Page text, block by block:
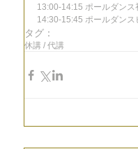
13:00-14:15 ポールダンス
14:30-15:45 ポールダン
タグ：
休講 / 代講